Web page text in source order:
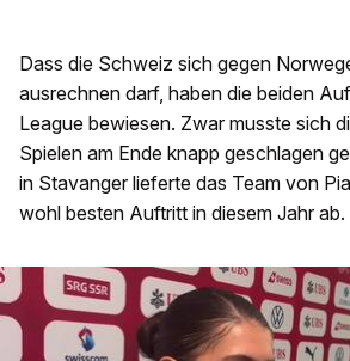
Dass die Schweiz sich gegen
ausrechnen darf, haben die beiden
League bewiesen. Zwar musste sich
Spielen am Ende knapp geschlagen
in Stavanger lieferte das Team von
wohl besten Auftritt in diesem Jahr ab.